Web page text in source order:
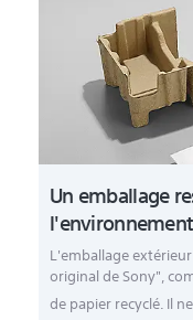
Un emballage
l'environnement
L'emballage
original de Sony",
de papier recyclé. Il